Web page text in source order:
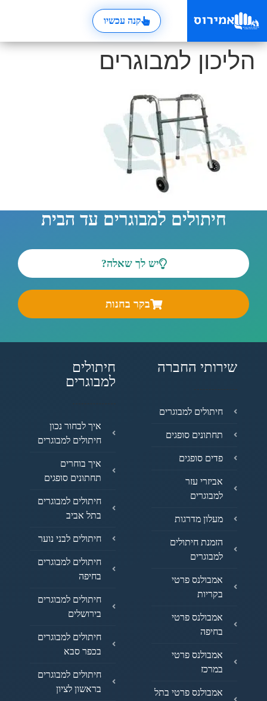
קנה עכשיו
הליכון למבוגרים
חיתולים למבוגרים עד הבית
יש לך שאלה?
בקר בחנות
שירותי החברה
חיתולים למבוגרים
תחתונים סופגים
פדים סופגים
אביזרי עזר
למבוגרים
מעלון מדרגות
הזמנת חיתולים
למבוגרים
אמבולנס פרטי
בקריות
אמבולנס פרטי
בחיפה
אמבולנס פרטי
במרכז
אמבולנס פרטי בתל
חיתולים
למבוגרים
איך לבחור נכון
חיתולים למבוגרים
איך בוחרים
תחתונים סופגים
חיתולים למבוגרים
בתל אביב
חיתולים לבני נוער
חיתולים למבוגרים
בחיפה
חיתולים למבוגרים
בירושלים
חיתולים למבוגרים
בכפר סבא
חיתולים למבוגרים
בראשון לציון